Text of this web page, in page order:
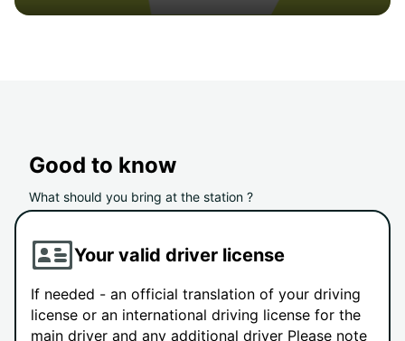
Good to know
What should you bring at the station ?
Your valid driver license
If needed - an official translation of your driving
license or an international driving license for the
main driver and any additional driver Please note